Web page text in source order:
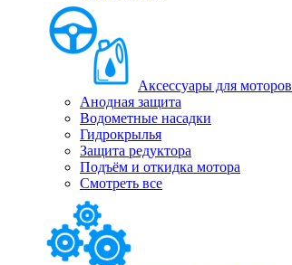
Аксессуары для моторов
Анодная защита
Водометные насадки
Гидрокрылья
Защита редуктора
Подъём и откидка мотора
Смотреть все